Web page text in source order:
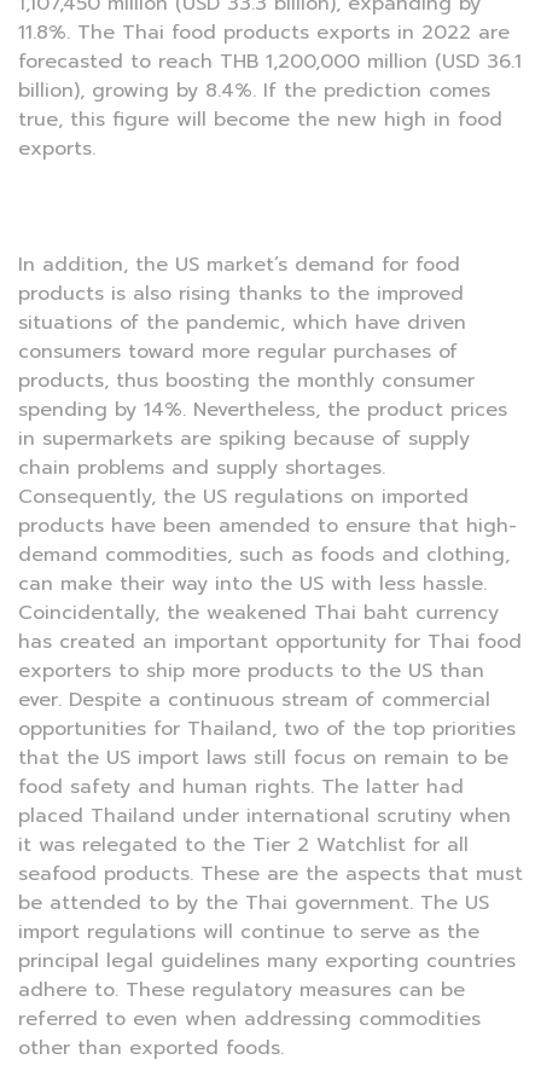
11.8%. The Thai food products exports in 2022 are
forecasted to reach THB 1,200,000 million (USD 36.1
billion), growing by 8.4%. If the prediction comes
true, this figure will become the new high in food
exports.
In addition, the US market’s demand for food
products is also rising thanks to the improved
situations of the pandemic, which have driven
consumers toward more regular purchases of
products, thus boosting the monthly consumer
spending by 14%. Nevertheless, the product prices
in supermarkets are spiking because of supply
chain problems and supply shortages.
Consequently, the US regulations on imported
products have been amended to ensure that high-
demand commodities, such as foods and clothing,
can make their way into the US with less hassle.
Coincidentally, the weakened Thai baht currency
has created an important opportunity for Thai food
exporters to ship more products to the US than
ever. Despite a continuous stream of commercial
opportunities for Thailand, two of the top priorities
that the US import laws still focus on remain to be
food safety and human rights. The latter had
placed Thailand under international scrutiny when
it was relegated to the Tier 2 Watchlist for all
seafood products. These are the aspects that must
be attended to by the Thai government. The US
import regulations will continue to serve as the
principal legal guidelines many exporting countries
adhere to. These regulatory measures can be
referred to even when addressing commodities
other than exported foods.